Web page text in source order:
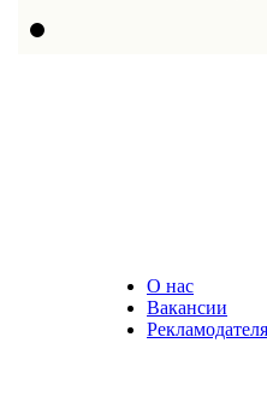
О нас
Вакансии